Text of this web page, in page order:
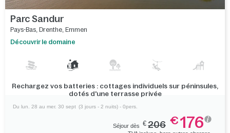
Parc Sandur
Pays-Bas, Drenthe, Emmen
Découvrir le domaine
Rechargez vos batteries : cottages individuels sur péninsules,
dotés d'une terrasse privée
Du lun. 28 au mer. 30 sept (3 jours - 2 nuits) - 0pers.
Séjour dès € 206 €176